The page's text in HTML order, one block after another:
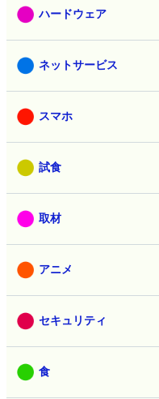
ハードウェア
ネットサービス
スマホ
試食
取材
アニメ
セキュリティ
食